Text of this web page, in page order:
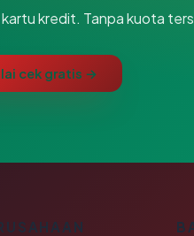
kredit. Tanpa kuota
cek gratis →